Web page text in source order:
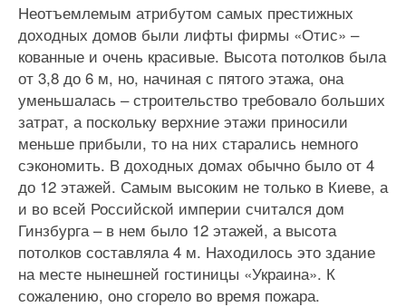
Неотъемлемым атрибутом самых престижных
доходных домов были лифты фирмы «Отис» –
кованные и очень красивые. Высота потолков была
от 3,8 до 6 м, но, начиная с пятого этажа, она
уменьшалась – строительство требовало больших
затрат, а поскольку верхние этажи приносили
меньше прибыли, то на них старались немного
сэкономить. В доходных домах обычно было от 4
до 12 этажей. Самым высоким не только в Киеве, а
и во всей Российской империи считался дом
Гинзбурга – в нем было 12 этажей, а высота
потолков составляла 4 м. Находилось это здание
на месте нынешней гостиницы «Украина». К
сожалению, оно сгорело во время пожара.